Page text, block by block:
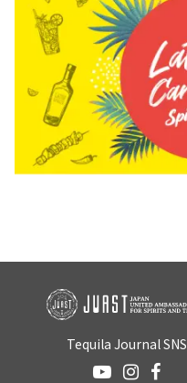
Tequila Journal SNS